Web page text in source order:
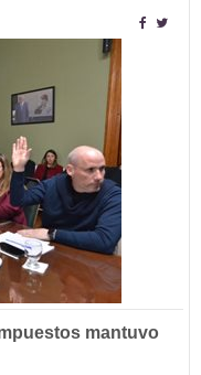
mantuvo